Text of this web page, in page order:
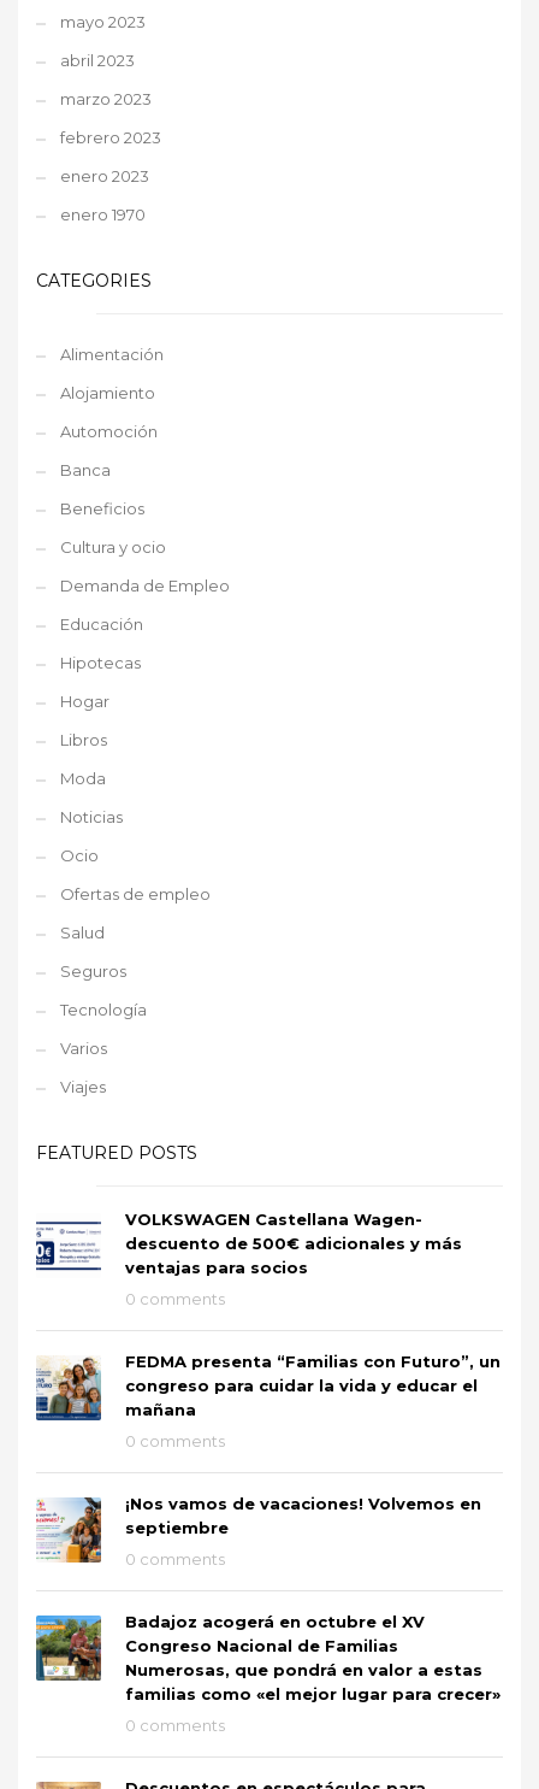
mayo 2023
abril 2023
marzo 2023
febrero 2023
enero 2023
enero 1970
CATEGORIES
Alimentación
Alojamiento
Automoción
Banca
Beneficios
Cultura y ocio
Demanda de Empleo
Educación
Hipotecas
Hogar
Libros
Moda
Noticias
Ocio
Ofertas de empleo
Salud
Seguros
Tecnología
Varios
Viajes
FEATURED POSTS
VOLKSWAGEN Castellana Wagen-
descuento de 500€ adicionales y más
ventajas para socios
0 comments
FEDMA presenta “Familias con Futuro”, un
congreso para cuidar la vida y educar el
mañana
0 comments
¡Nos vamos de vacaciones! Volvemos en
septiembre
0 comments
Badajoz acogerá en octubre el XV
Congreso Nacional de Familias
Numerosas, que pondrá en valor a estas
familias como «el mejor lugar para crecer»
0 comments